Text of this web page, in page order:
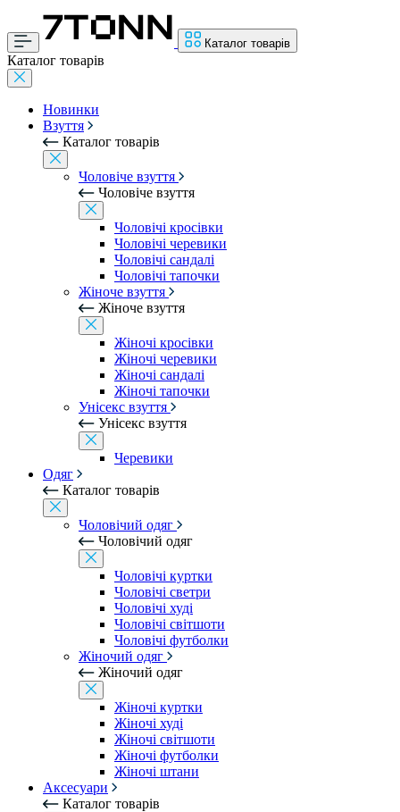
Каталог товарів
Каталог товарів
Новинки
Взуття
Каталог товарів
Чоловіче взуття
Чоловіче взуття
Чоловічі кросівки
Чоловічі черевики
Чоловічі сандалі
Чоловічі тапочки
Жіноче взуття
Жіноче взуття
Жіночі кросівки
Жіночі черевики
Жіночі сандалі
Жіночі тапочки
Унісекс взуття
Унісекс взуття
Черевики
Одяг
Каталог товарів
Чоловічий одяг
Чоловічий одяг
Чоловічі куртки
Чоловічі светри
Чоловічі худі
Чоловічі світшоти
Чоловічі футболки
Жіночий одяг
Жіночий одяг
Жіночі куртки
Жіночі худі
Жіночі світшоти
Жіночі футболки
Жіночі штани
Аксесуари
Каталог товарів